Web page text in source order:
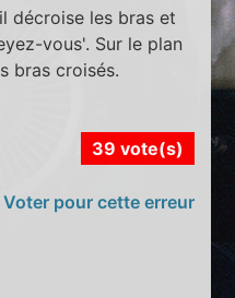
décroise les bras et
vous'. Sur le plan
bras croisés.
39 vote(s)
Voter pour cette erreur